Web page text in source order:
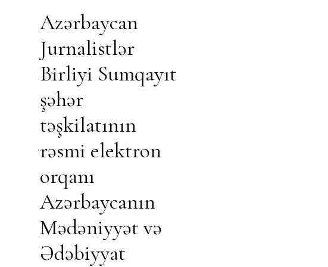
Azərbaycan
Jurnalistlər
Birliyi Sumqayıt
şəhər
təşkilatının
rəsmi elektron
orqanı
Azərbaycanın
Mədəniyyət və
Ədəbiyyat